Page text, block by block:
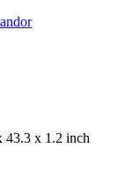
43.3 x 1.2 inch